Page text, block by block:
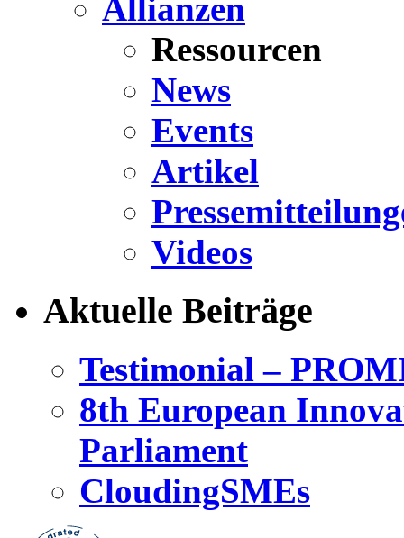
Allianzen
Ressourcen
News
Events
Artikel
Videos
Aktuelle Beiträge
Testimonial –
8th European
Parliament
CloudingSMEs